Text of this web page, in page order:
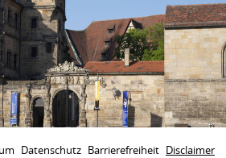
Datenschutz Barrierefreiheit Disclaimer